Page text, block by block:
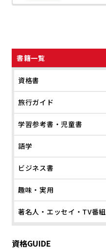
書籍一覧
資格書
旅行ガイド
学習参考書・児童書
語学
ビジネス書
趣味・実用
著名人・エッセイ・TV番組
資格GUIDE